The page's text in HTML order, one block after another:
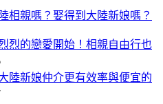
相親嗎？娶得到大陸新娘嗎？
烈的戀愛開始！相親自由行也
陸新娘仲介更有效率與便宜的